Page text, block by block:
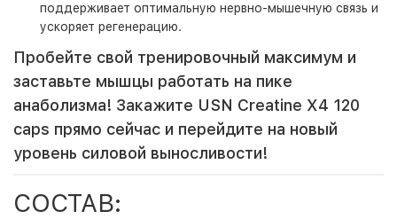
поддерживает оптимальную нервно-мышечную связь и
ускоряет регенерацию.
Пробейте свой тренировочный максимум и
заставьте мышцы работать на пике
анаболизма! Закажите USN Creatine X4 120
caps прямо сейчас и перейдите на новый
уровень силовой выносливости!
СОСТАВ: